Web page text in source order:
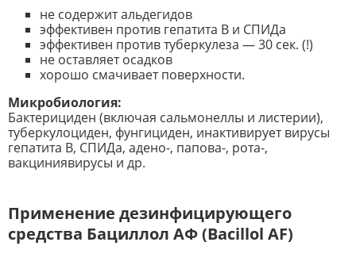
не содержит альдегидов
эффективен против гепатита В и СПИДа
эффективен против туберкулеза — 30 сек. (!)
не оставляет осадков
хорошо смачивает поверхности.
Микробиология:
Бактерициден (включая сальмонеллы и листерии),
туберкулоциден, фунгициден, инактивирует вирусы
гепатита В, СПИДа, адено-, папова-, рота-,
вакциниявирусы и др.
Применение дезинфицирующего
средства Бациллол AФ (Bacillol AF)